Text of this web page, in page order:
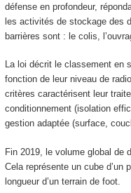
défense en profondeur,
les activités de stockage des
barrières sont : le colis,
La loi décrit le classement en
fonction de leur niveau de
critères caractérisent leur
conditionnement (isolation
gestion adaptée (surface,
Fin 2019, le volume global de
Cela représente un cube d’un
longueur d’un terrain de foot.